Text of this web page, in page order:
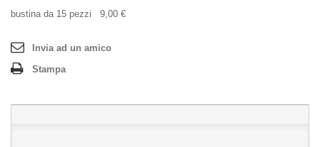
bustina da 15 pezzi 9,00 €
Invia ad un amico
Stampa